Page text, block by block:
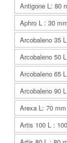
Antigone L: 80
Aphro L : 30
Arcobaleno 35
Arcobaleno 50
Arcobaleno 65
Arcobaleno 90
Arexa L: 70
Artis 100 L :